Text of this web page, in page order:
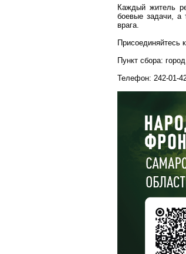
Каждый житель
боевые задачи, а
врага.
Присоединяйтесь
Пункт сбора:
Телефон: 242-01-